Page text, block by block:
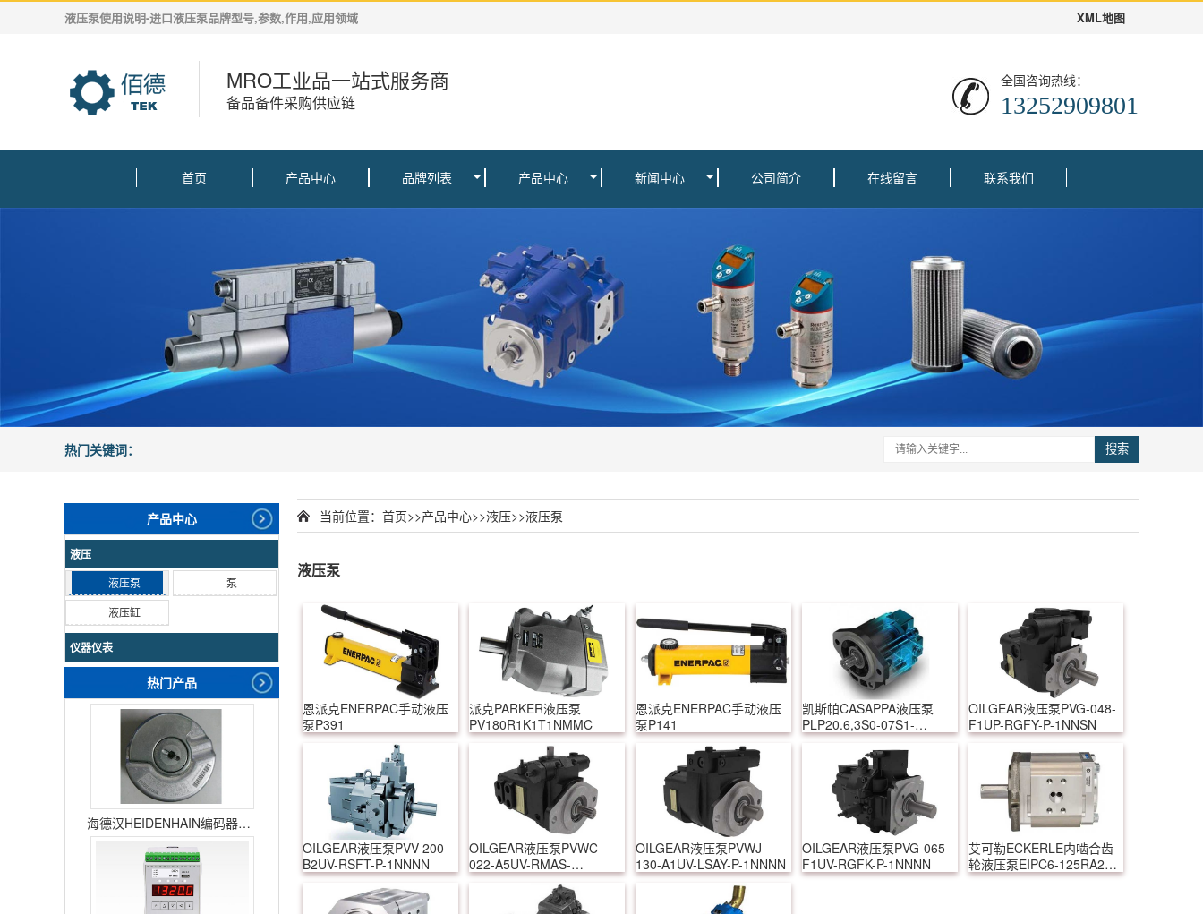
XML地图
液压泵使用说明-进口液压泵品牌型号,参数,作用,应用领域
MRO工业品一站式服务商
备品备件采购供应链
全国咨询热线：
13252909801
首页 产品中心 品牌列表 产品中心 新闻中心 公司简介 在线留言 联系我们
热门关键词： 搜索
产品中心
液压
液压泵
泵
液压缸
仪器仪表
热门产品
海德汉HEIDENHAIN编码器ERN1387204862S14-70
当前位置： 首页>>产品中心>>液压>>液压泵
液压泵
恩派克ENERPAC手动液压
泵P391
派克PARKER液压泵
PV180R1K1T1NMMC
恩派克ENERPAC手动液压
泵P141
凯斯帕CASAPPA液压泵
PLP20.6,3S0-07S1-
LOF/OC-S7-N-EL-FS
OILGEAR液压泵PVG-048-
F1UP-RGFY-P-1NNSN
OILGEAR液压泵PVV-200-
B2UV-RSFT-P-1NNNN
OILGEAR液压泵PVWC-
022-A5UV-RMAS-
MSNNNN
OILGEAR液压泵PVWJ-
130-A1UV-LSAY-P-1NNNN
OILGEAR液压泵PVG-065-
F1UV-RGFK-P-1NNNN
艾可勒ECKERLE内啮合齿
轮液压泵EIPC6-125RA23-
1x